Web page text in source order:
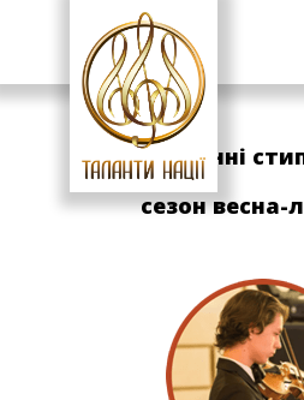
Іменні
сезон весна-